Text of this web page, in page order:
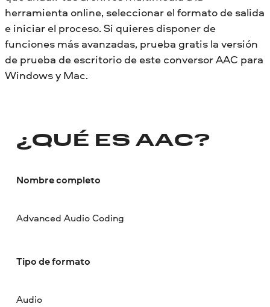
herramienta online, seleccionar el formato de salida
e iniciar el proceso. Si quieres disponer de
funciones más avanzadas, prueba gratis la versión
de prueba de escritorio de este conversor AAC para
Windows y Mac.
¿QUÉ ES AAC?
Nombre completo
Advanced Audio Coding
Tipo de formato
Audio